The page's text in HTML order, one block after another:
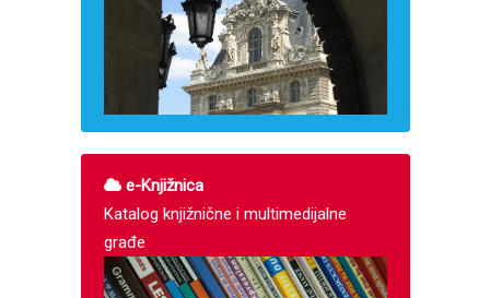
e-Knjižnica
Katalog knjižnične i multimedijalne
građe